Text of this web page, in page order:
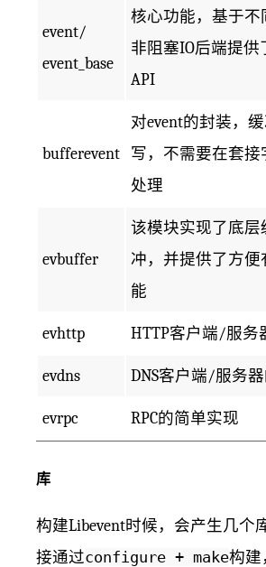
event/
event_base
核心功能，基于不
非阻塞IO后端提供
API
bufferevent
对event的封装，
写，不需要在套接
处理
evbuffer
该模块实现了底层
冲，并提供了方便
能
evhttp HTTP客户端/服务
evdns DNS客户端/服务
evrpc RPC的简单实现
库
构建Libevent时候，会产生几个
接通过configure + make构建